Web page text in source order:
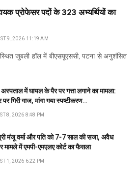
प्रोफेसर पदों के 323 अभ्यर्थियों का
9, 2026 11:19 AM
स्थित जुबली हॉल में बीएसयूएससी, पटना से अनुशंसित
में घायल के पैर पर गत्ता लगाने का मामला:
पर गिरी गाज, मांगा गया स्पष्टीकरण…
8, 2026 8:48 PM
मंजू वर्मा और पति को 7-7 साल की सजा, अवैध
मामले में एमपी-एमएलए कोर्ट का फैसला
1, 2026 6:22 PM